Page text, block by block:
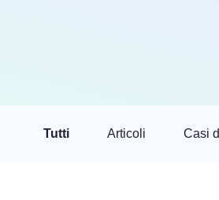
Tutti Articoli Casi